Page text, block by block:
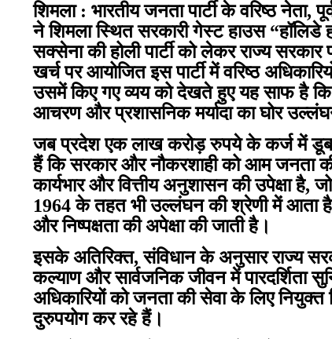
शिमला : भारतीय जनता पार्टी के वरिष्ठ नेता,
ने शिमला स्थित सरकारी गेस्ट हाउस
सक्सेना की होली पार्टी को लेकर राज्य
खर्च पर आयोजित इस पार्टी में वरिष्ठ
उसमें किए गए व्यय को देखते हुए यह साफ है
आचरण और प्रशासनिक मर्यादा का घोर
जब प्रदेश एक लाख करोड़ रुपये के कर्ज में
हैं कि सरकार और नौकरशाही को आम जनता
कार्यभार और वित्तीय अनुशासन की उपेक्षा है,
1964 के तहत भी उल्लंघन की श्रेणी में आता है,
और निष्पक्षता की अपेक्षा की जाती है।
इसके अतिरिक्त, संविधान के अनुसार राज्य
कल्याण और सार्वजनिक जीवन में पारदर्शिता
अधिकारियों को जनता की सेवा के लिए
दुरुपयोग कर रहे हैं।